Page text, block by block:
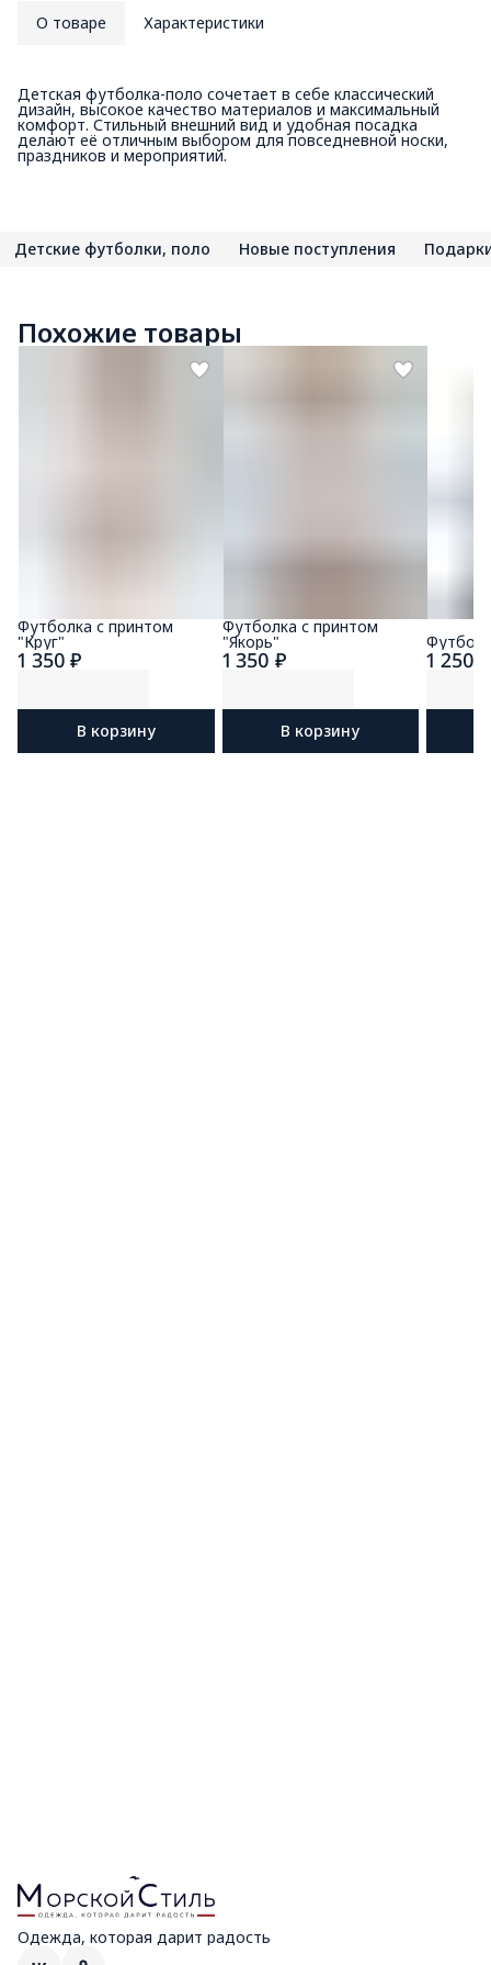
О товаре Характеристики
Детская футболка-поло сочетает в себе классический
дизайн, высокое качество материалов и максимальный
комфорт. Стильный внешний вид и удобная посадка
делают её отличным выбором для повседневной носки,
праздников и мероприятий.
Детские футболки, поло Новые поступления
Похожие товары
1 350 ₽
Футболка с принтом
"Круг"
В корзину
1 350 ₽
Футболка с принтом
"Якорь"
В корзину
1 250 ₽
Одежда, которая дарит радость